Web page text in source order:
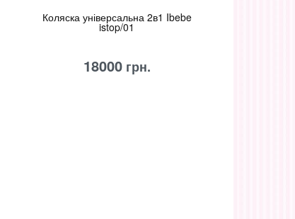
Коляска універсальна 2в1 Ibebe
istop/01
18000грн.